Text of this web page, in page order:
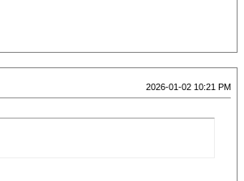
2026-01-02 10:21 PM